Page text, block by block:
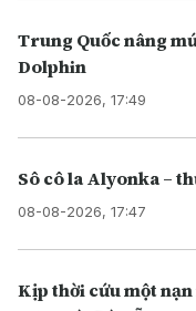
Trung Quốc nâng
Dolphin
08-08-2026, 17:49
Sô cô la Alyonka –
08-08-2026, 17:47
Kịp thời cứu một